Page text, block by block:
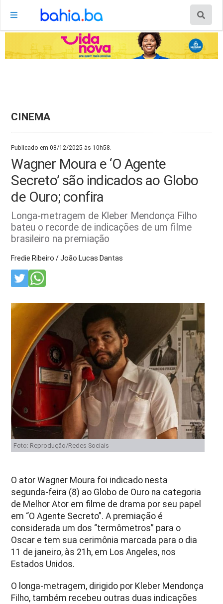
CINEMA
Publicado em 08/12/2025 às 10h58.
Wagner Moura e ‘O Agente
Secreto’ são indicados ao Globo
de Ouro; confira
Longa-metragem de Kleber Mendonça Filho
bateu o recorde de indicações de um filme
brasileiro na premiação
Fredie Ribeiro / João Lucas Dantas
Foto: Reprodução/Redes Sociais
O ator Wagner Moura foi indicado nesta
segunda-feira (8) ao Globo de Ouro na categoria
de Melhor Ator em filme de drama por seu papel
em “O Agente Secreto”. A premiação é
considerada um dos “termômetros” para o
Oscar e tem sua cerimônia marcada para o dia
11 de janeiro, às 21h, em Los Angeles, nos
Estados Unidos.
O longa-metragem, dirigido por Kleber Mendonça
Filho, também recebeu outras duas indicações